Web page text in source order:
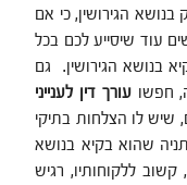
הגירושין, כי אם
עוד שיסייע לכם בכל
בנושא הגירושין.
גם
חפשועורך דין לענייני
שיש לו הצלחות בתיקי
שהוא בקיא בנושא
קשוב ללקוחותיו, רגיש